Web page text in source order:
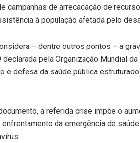
campanhas de arrecadação de
à população afetada pelo
– dentre outros pontos – a
declarada pela Organização Mundial
e defesa da saúde pública
a referida crise impõe o
da emergência de